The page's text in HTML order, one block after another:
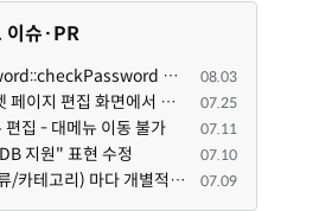
이슈·PR
R\F\Password::checkPassword 함수 해시 알고리즘을 암시적으로 호출하는 경우 Argon2id 해시 비교 실패 08.03
[page] 위젯 페이지 편집 화면에서 위젯이 Context의 module_info를 덮어쓰면 저장이 ERR_ACT_IS_NOT_STANDALONE으로 실패 07.25
편집 - 대메뉴 이동 불가 07.11
지원" 표현 수정 07.10
( 게시판 분류/카테고리) 마다 개별적으로 타이틀브라우저 제목 및 seo설명 넣을 수 있으면 어떨지 해서 글 등록해봅니다. 07.09